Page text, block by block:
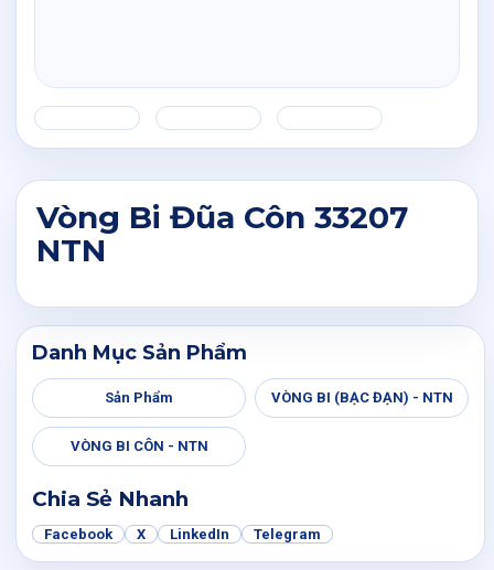
Vòng Bi Đũa Côn 33207
NTN
Danh Mục Sản Phẩm
Sản Phẩm VÒNG BI (BẠC ĐẠN) - NTN
VÒNG BI CÔN - NTN
Chia Sẻ Nhanh
Facebook X LinkedIn Telegram